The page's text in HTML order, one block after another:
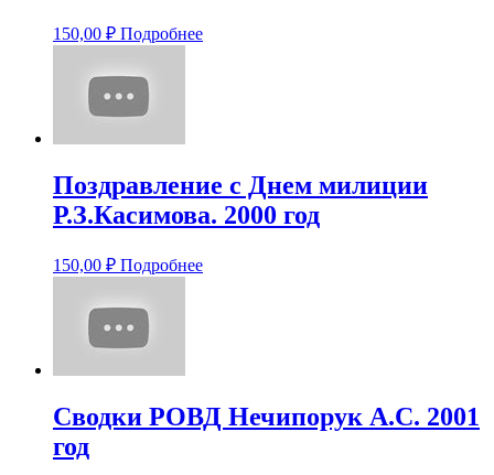
150,00 ₽ Подробнее
Поздравление с Днем милиции
Р.З.Касимова. 2000 год
150,00 ₽ Подробнее
Сводки РОВД Нечипорук А.С. 2001
год